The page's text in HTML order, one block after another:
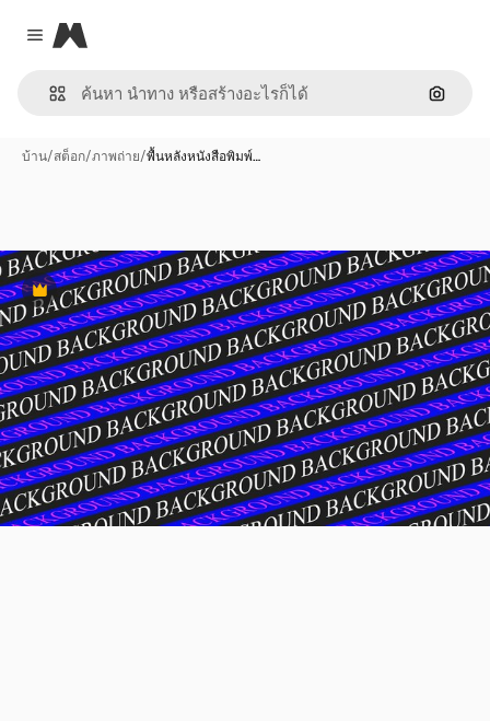
Close menu
Magnific
ค้นหา
บ้าน/สต็อก/ภาพถ่าย/พื้นหลังหนังสือพิมพ์…
พรีเมี่ยม